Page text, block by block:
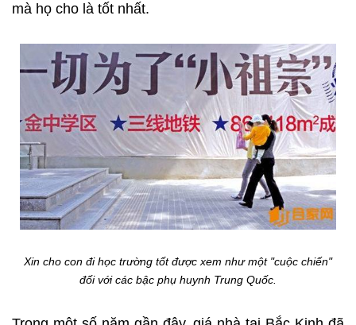
mà họ cho là tốt nhất.
Xin cho con đi học trường tốt được xem như một "cuộc chiến"
đối với các bậc phụ huynh Trung Quốc.